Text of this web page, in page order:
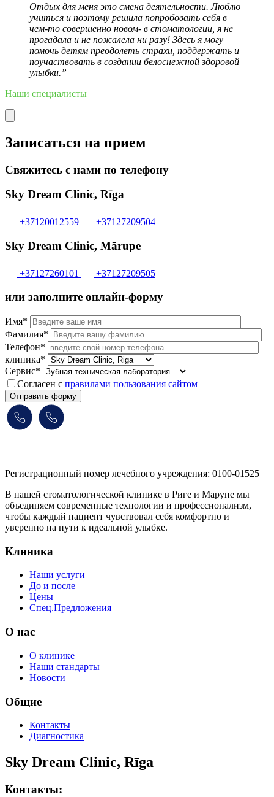
Отдых для меня это смена деятельности. Люблю
учиться и поэтому решила попробовать себя в
чем-то совершенно новом- в стоматологии, я не
прогадала и не пожалела ни разу! Здесь я могу
помочь детям преодолеть страхи, поддержать и
поучаствовать в создании белоснежной здоровой
улыбки.”
Наши специалисты
Записаться на прием
Свяжитесь с нами по телефону
Sky Dream Clinic, Rīga
+37120012559 +37127209504
Sky Dream Clinic, Mārupe
+37127260101 +37127209505
или заполните онлайн-форму
Имя*
Фамилия*
Телефон*
клиника*
Сервис*
Согласен с правилами пользования сайтом
Отправить форму
Регистрационный номер лечебного учреждения: 0100-01525
В нашей стоматологической клинике в Риге и Марупе мы
объединяем современные технологии и профессионализм,
чтобы каждый пациент чувствовал себя комфортно и
уверенно на пути к идеальной улыбке.
Клиника
Наши услуги
До и после
Цены
Спец.Предложения
O нас
О клинике
Наши стандарты
Новости
Общие
Контакты
Диагностика
Sky Dream Clinic, Rīga
Контакты: